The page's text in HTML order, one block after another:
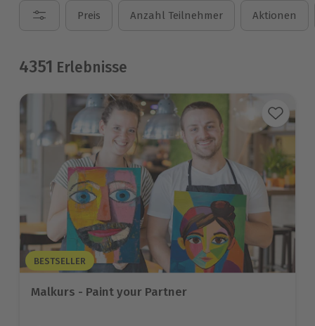
Preis Anzahl Teilnehmer Aktionen
4351 Erlebnisse
BESTSELLER
Malkurs - Paint your Partner